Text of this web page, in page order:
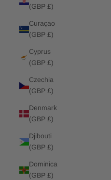
(GBP £)
Curaçao
(GBP £)
Cyprus
(GBP £)
Czechia
(GBP £)
Denmark
(GBP £)
Djibouti
(GBP £)
Dominica
(GBP £)